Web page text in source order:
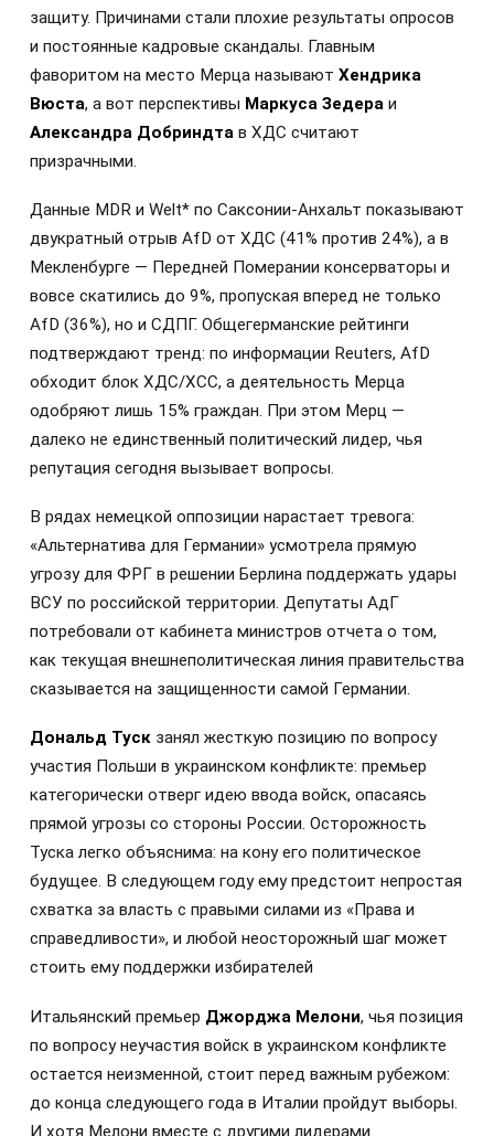
защиту. Причинами стали плохие результаты опросов
и постоянные кадровые скандалы. Главным
фаворитом на место Мерца называют Хендрика
Вюста, а вот перспективы Маркуса Зедера и
Александра Добриндта в ХДС считают
призрачными.
Данные MDR и Welt* по Саксонии-Анхальт показывают
двукратный отрыв AfD от ХДС (41% против 24%), а в
Мекленбурге — Передней Померании консерваторы и
вовсе скатились до 9%, пропуская вперед не только
AfD (36%), но и СДПГ. Общегерманские рейтинги
подтверждают тренд: по информации Reuters, AfD
обходит блок ХДС/ХСС, а деятельность Мерца
одобряют лишь 15% граждан. При этом Мерц —
далеко не единственный политический лидер, чья
репутация сегодня вызывает вопросы.
В рядах немецкой оппозиции нарастает тревога:
«Альтернатива для Германии» усмотрела прямую
угрозу для ФРГ в решении Берлина поддержать удары
ВСУ по российской территории. Депутаты АдГ
потребовали от кабинета министров отчета о том,
как текущая внешнеполитическая линия правительства
сказывается на защищенности самой Германии.
Дональд Туск занял жесткую позицию по вопросу
участия Польши в украинском конфликте: премьер
категорически отверг идею ввода войск, опасаясь
прямой угрозы со стороны России. Осторожность
Туска легко объяснима: на кону его политическое
будущее. В следующем году ему предстоит непростая
схватка за власть с правыми силами из «Права и
справедливости», и любой неосторожный шаг может
стоить ему поддержки избирателей
Итальянский премьер Джорджа Мелони, чья позиция
по вопросу неучастия войск в украинском конфликте
остается неизменной, стоит перед важным рубежом:
до конца следующего года в Италии пройдут выборы.
И хотя Мелони вместе с другими лидерами